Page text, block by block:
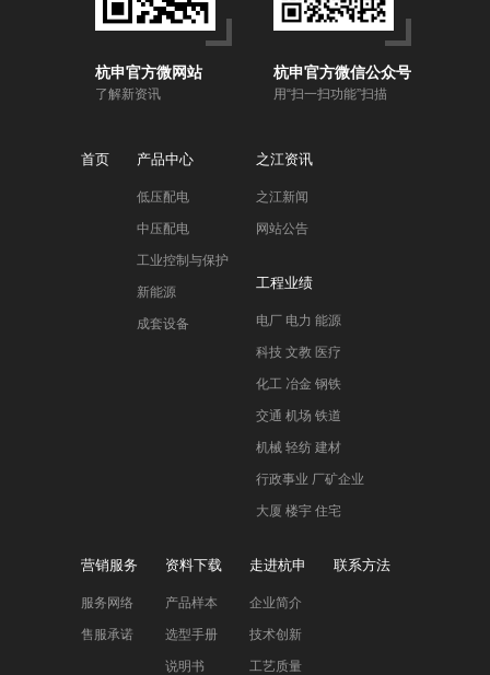
杭申官方微网站
了解新资讯
杭申官方微信公众号
用“扫一扫功能”扫描
首页 产品中心
低压配电
中压配电
工业控制与保护
新能源
成套设备
之江资讯
之江新闻
网站公告
工程业绩
电厂 电力 能源
科技 文教 医疗
化工 冶金 钢铁
交通 机场 铁道
机械 轻纺 建材
行政事业 厂矿企业
大厦 楼宇 住宅
营销服务
服务网络
售服承诺
资料下载
产品样本
选型手册
说明书
走进杭申
企业简介
技术创新
工艺质量
联系方法